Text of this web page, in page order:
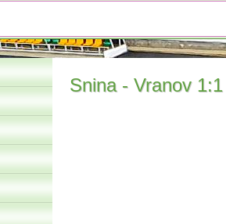
Snina - Vranov